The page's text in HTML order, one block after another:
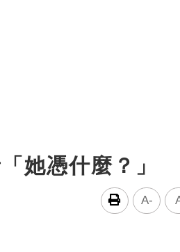
她憑什麼？」
A-